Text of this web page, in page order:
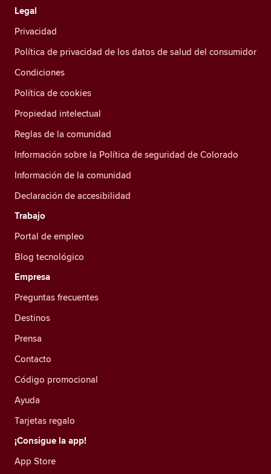
Legal
Privacidad
Política de privacidad de los datos de salud del consumidor
Condiciones
Política de cookies
Propiedad intelectual
Reglas de la comunidad
Información sobre la Política de seguridad de Colorado
Información de la comunidad
Declaración de accesibilidad
Trabajo
Portal de empleo
Blog tecnológico
Empresa
Preguntas frecuentes
Destinos
Prensa
Contacto
Código promocional
Ayuda
Tarjetas regalo
¡Consigue la app!
App Store